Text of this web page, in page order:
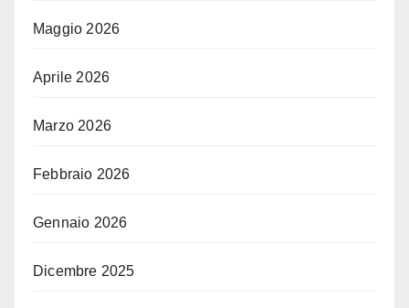
Maggio 2026
Aprile 2026
Marzo 2026
Febbraio 2026
Gennaio 2026
Dicembre 2025